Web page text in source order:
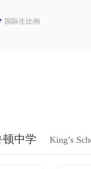
国际生比例
顿中学 King’s